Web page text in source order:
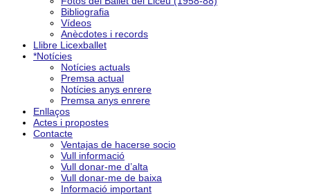
Bibliografia
Vídeos
Anècdotes i records
Llibre Licexballet
*Notícies
Notícies actuals
Premsa actual
Notícies anys enrere
Premsa anys enrere
Enllaços
Actes i propostes
Contacte
Ventajas de hacerse socio
Vull informació
Vull donar-me d’alta
Vull donar-me de baixa
Informació important